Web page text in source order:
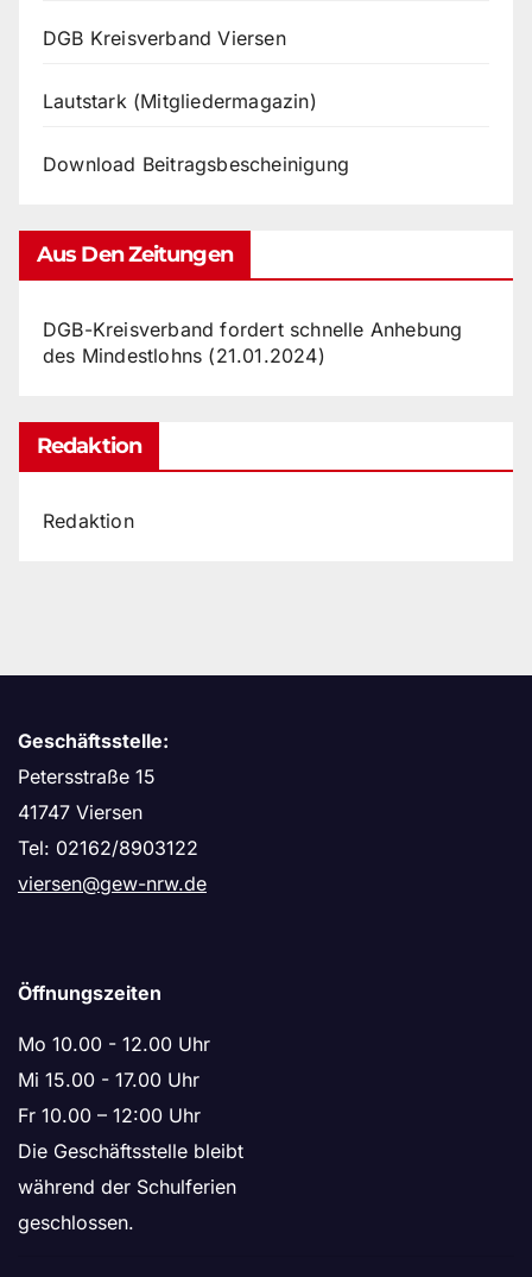
DGB Kreisverband Viersen
Lautstark (Mitgliedermagazin)
Download Beitragsbescheinigung
Aus Den Zeitungen
DGB-Kreisverband fordert schnelle Anhebung
des Mindestlohns (21.01.2024)
Redaktion
Redaktion
Geschäftsstelle:
Petersstraße 15
41747 Viersen
Tel: 02162/8903122
viersen@gew-nrw.de
Öffnungszeiten
Mo 10.00 - 12.00 Uhr
Mi 15.00 - 17.00 Uhr
Fr 10.00 – 12:00 Uhr
Die Geschäftsstelle bleibt
während der Schulferien
geschlossen.